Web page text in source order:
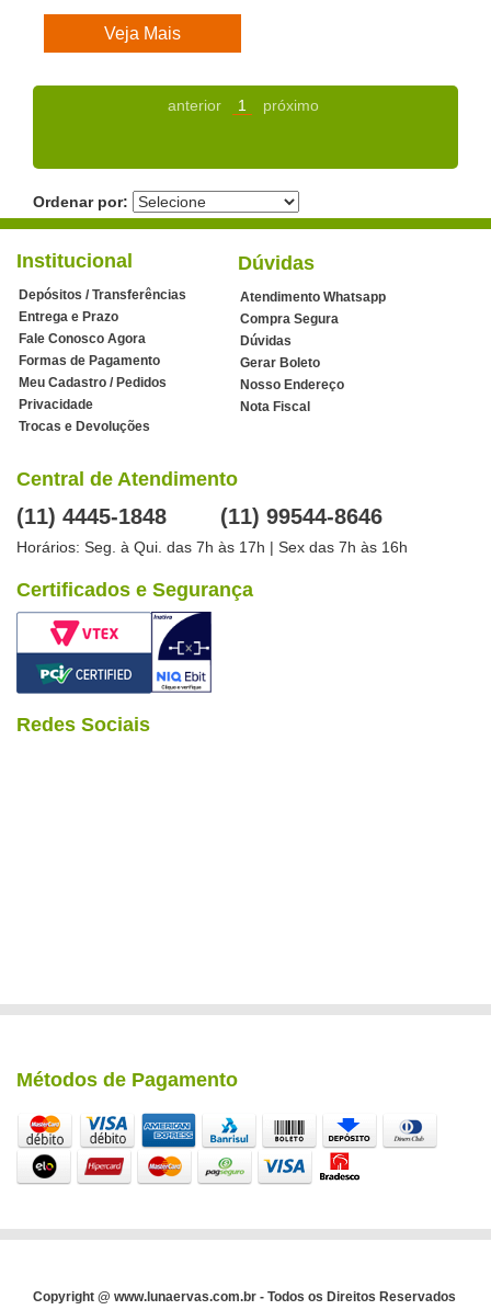
Veja Mais
anterior 1 próximo
Ordenar por:
Institucional
Depósitos / Transferências
Entrega e Prazo
Fale Conosco Agora
Formas de Pagamento
Meu Cadastro / Pedidos
Privacidade
Trocas e Devoluções
Dúvidas
Atendimento Whatsapp
Compra Segura
Dúvidas
Gerar Boleto
Nosso Endereço
Nota Fiscal
Central de Atendimento
(11) 4445-1848 (11) 99544-8646
Horários: Seg. à Qui. das 7h às 17h | Sex das 7h às 16h
Certificados e Segurança
Redes Sociais
Métodos de Pagamento
Copyright @ www.lunaervas.com.br - Todos os Direitos Reservados